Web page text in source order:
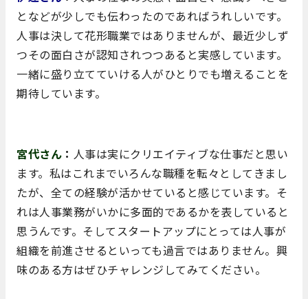
となどが少しでも伝わったのであればうれしいです。
人事は決して花形職業ではありませんが、最近少しず
つその面白さが認知されつつあると実感しています。
一緒に盛り立てていける人がひとりでも増えることを
期待しています。
宮代さん ： 人事は実にクリエイティブな仕事だと思い
ます。私はこれまでいろんな職種を転々としてきまし
たが、全ての経験が活かせていると感じています。そ
れは人事業務がいかに多面的であるかを表していると
思うんです。そしてスタートアップにとっては人事が
組織を前進させるといっても過言ではありません。興
味のある方はぜひチャレンジしてみてください。